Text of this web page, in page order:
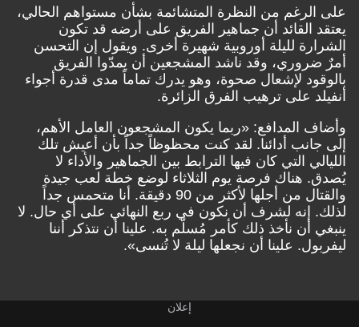
على الرغم من النظرة المتشائمة بشأن مستواهم الحالي،
يعتقد القائد أن جماهير الفريق على أرضه قد تكون
الشرارة لليلة أوروبية شهيرة أخرى. ويقول إن التحسن
أمرٌ ضروري، وقد ناشد المشجعين أن يمدّوا الفريق
بالوقود لإشعال صحوة، وهو يدرك تماماً مدى قدرة أجواء
أنفيلد على ترهيب الفرق الزائرة.
وأضاف المدافع: «ربما يكون المشجعون العامل الأهم،
إلى جانب أدائنا. لقد كنت محظوظاً جداً بأن أعيش تلك
الليالي التي كان فيها الترابط بين الجماهير والأداء لا
يُصدق. هناك فرصة يوم الثلاثاء لوضع خطة لعب جيدة
والقتال من أجلها لأكثر من 90 دقيقة. أنا متحمس جداً
لذلك. إنه لشرف أن نكون في ربع النهائي على أي حال. لا
ينبغي أن نأخذ ذلك كأمر مُسلّم به. علينا أن نتذكر أننا
ليفربول. علينا أن نجعلها ليلة لا تُنسى».